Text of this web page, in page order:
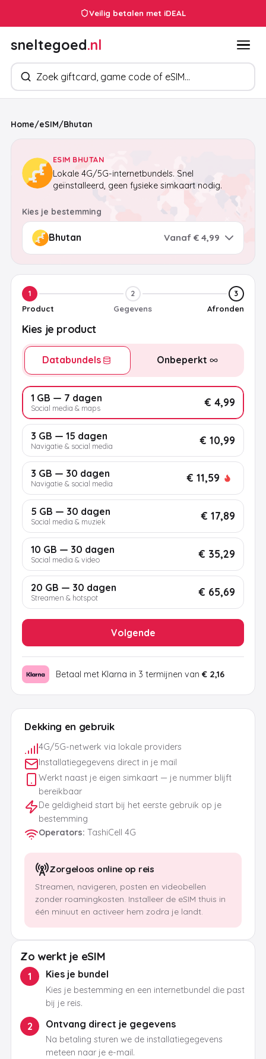
Veilig betalen met iDEAL
sneltegoed.nl
Zoek producten
Home/eSIM/Bhutan
ESIM BHUTAN
Lokale 4G/5G-internetbundels. Snel
geïnstalleerd, geen fysieke simkaart nodig.
Kies je bestemming
Vanaf € 4,99
Dekking en gebruik
4G/5G-netwerk via lokale providers
Installatiegegevens direct in je mail
Werkt naast je eigen simkaart — je nummer blijft
bereikbaar
De geldigheid start bij het eerste gebruik op je
bestemming
Operators: TashiCell 4G
Zorgeloos online op reis
Streamen, navigeren, posten en videobellen
zonder roamingkosten. Installeer de eSIM thuis in
één minuut en activeer hem zodra je landt.
Zo werkt je eSIM
1 Kies je bundel
Kies je bestemming en een internetbundel die past
bij je reis.
2 Ontvang direct je gegevens
Na betaling sturen we de installatiegegevens
meteen naar je e-mail.
1
Product
2
Gegevens
3
Afronden
Kies je product
Databundels Onbeperkt
1 GB — 7 dagen
Social media & maps € 4,99
3 GB — 15 dagen
Navigatie & social media € 10,99
3 GB — 30 dagen
Navigatie & social media € 11,59
5 GB — 30 dagen
Social media & muziek € 17,89
10 GB — 30 dagen
Social media & video € 35,29
20 GB — 30 dagen
Streamen & hotspot € 65,69
Volgende
Betaal met Klarna in 3 termijnen van € 2,16